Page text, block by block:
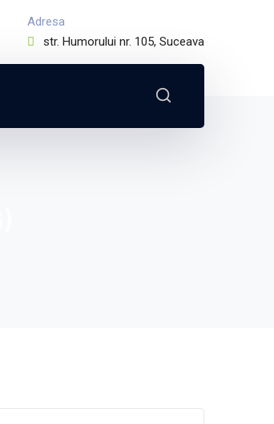
Adresa
str. Humorului nr. 105, Suceava